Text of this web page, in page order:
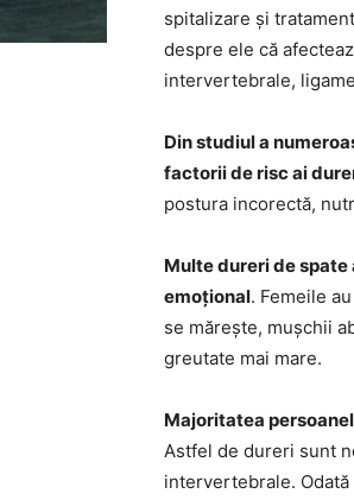
spitalizare și
despre ele că
intervertebrale,
Din studiul a
factorii de risc ai
postura incorectă,
Multe dureri de
emoțional. Femeile
se mărește, mușchii
greutate mai mare.
Majoritatea
Astfel de dureri sunt
intervertebrale.